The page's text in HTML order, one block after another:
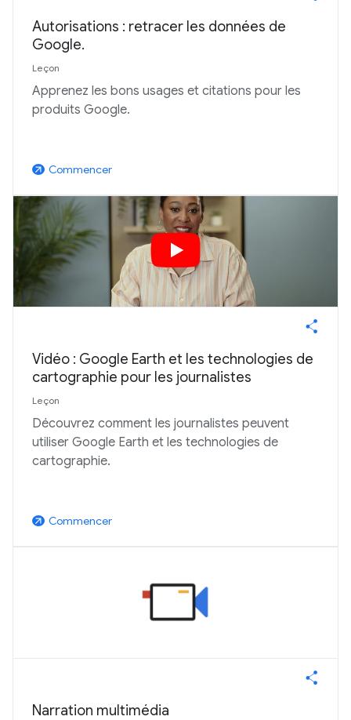
Autorisations : retracer les données de
Google.
Leçon
Apprenez les bons usages et citations pour les
produits Google.
arrow_outward Commencer
Vidéo : Google Earth et les technologies de
cartographie pour les journalistes
Leçon
Découvrez comment les journalistes peuvent
utiliser Google Earth et les technologies de
cartographie.
arrow_outward Commencer
Narration multimédia